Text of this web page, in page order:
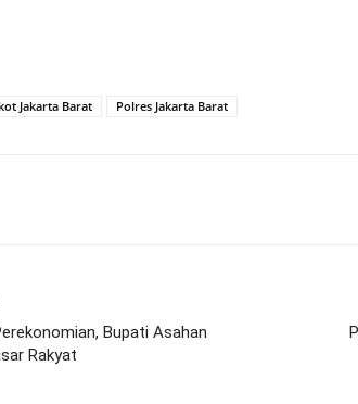
Jakarta Barat Polres Jakarta Barat
Bupati Asahan
Rakyat